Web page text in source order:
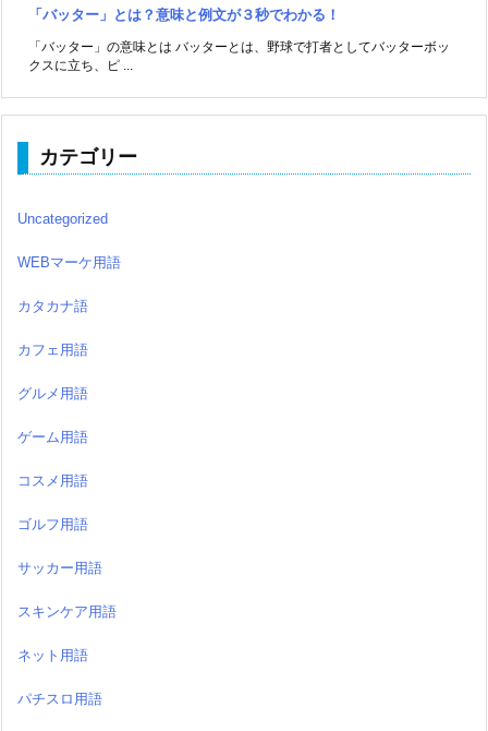
「バッター」とは？意味と例文が３秒でわかる！
「バッター」の意味とは バッターとは、野球で打者としてバッターボッ
クスに立ち、ピ ...
カテゴリー
Uncategorized
WEBマーケ用語
カタカナ語
カフェ用語
グルメ用語
ゲーム用語
コスメ用語
ゴルフ用語
サッカー用語
スキンケア用語
ネット用語
パチスロ用語